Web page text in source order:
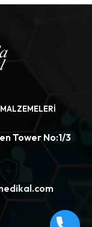
Tower No:1/3